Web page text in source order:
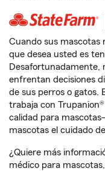
Cuando sus mascotas
que desea usted es
Desafortunadamente,
enfrentan decisiones
de sus perros o gatos.
trabaja con
calidad para
mascotas el cuidado
¿Quiere más
médico para